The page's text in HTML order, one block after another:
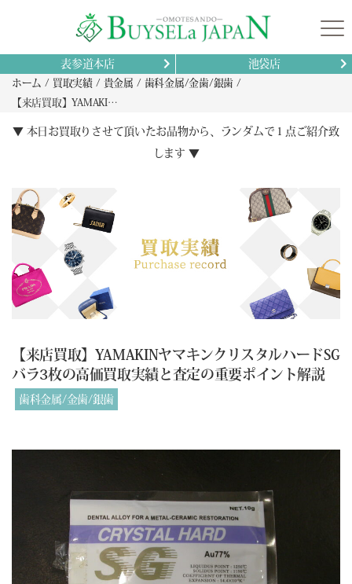
表参道本店 池袋店
ホーム 買取実績 貴金属
歯科金属/金歯/銀歯
【来店買取】YAMAKINヤマキンクリスタルハードSGバラ3枚の高価買取実績と査定の重要ポイント解説
▼ 本日お買取りさせて頂いたお品物から、ランダムで１点ご紹介致
します ▼
【来店買取】YAMAKINヤマキンクリスタルハードSG
バラ3枚の高価買取実績と査定の重要ポイント解説
歯科金属/金歯/銀歯